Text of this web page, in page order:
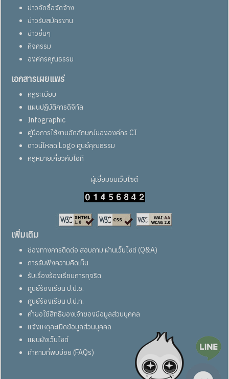
ข่าวจัดซื้อจัดจ้าง
ข่าวรับสมัครงาน
ข่าวอื่นๆ
กิจกรรม
องค์กรคุณธรรม
เอกสารเผยแพร่
กฏระเบียบ
แผนปฏิบัติการดิจิทัล
Infographic
คู่มือการใช้งานอัตลักษณ์ขององค์กร CI
ดาวน์โหลด Logo ศูนย์คุณธรรม
กฎหมายเกี่ยวกับไอที
ผู้เยี่ยมชมเว็บไซต์
เพิ่มเติม
ช่องทางการติดต่อ สอบถาม ผ่านเว็บไซต์ (Q&A)
การรับฟังความคิดเห็น
รับเรื่องร้องเรียนการทุจริต
ศูนย์ร้องเรียน ป.ป.ช.
ศูนย์ร้องเรียน ป.ป.ท.
คำขอใช้สิทธิของเจ้าของข้อมูลส่วนบุคคล
แจ้งเหตุละเมิดข้อมูลส่วนบุคคล
แผนผังเว็บไซต์
คำถามที่พบบ่อย (FAQs)